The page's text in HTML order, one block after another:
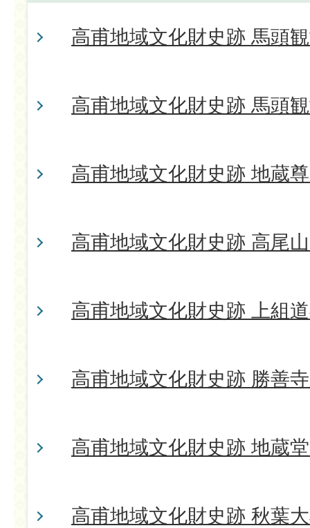
高甫地域文化財史跡 馬頭
高甫地域文化財史跡 馬頭
高甫地域文化財史跡 地蔵
高甫地域文化財史跡 高尾
高甫地域文化財史跡 上組
高甫地域文化財史跡 勝善
高甫地域文化財史跡 地蔵
高甫地域文化財史跡 秋葉